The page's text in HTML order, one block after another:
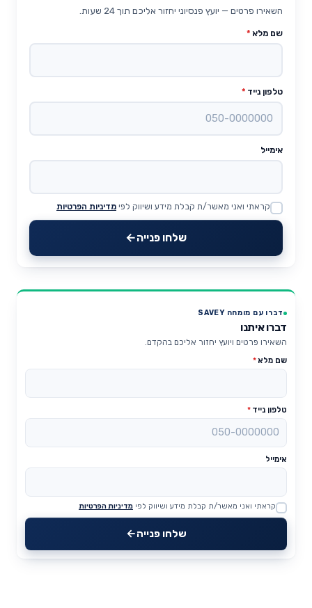
השאירו פרטים — יועץ פנסיוני יחזור אליכם תוך 24 שעות.
שם מלא *
טלפון נייד *
אימייל
Website
קראתי ואני מאשר/ת קבלת מידע ושיווק לפי מדיניות הפרטיות
שלחו פנייה
דברו עם מומחה SAVEY
דברו איתנו
השאירו פרטים ויועץ יחזור אליכם בהקדם.
שם מלא*
טלפון נייד *
אימייל
Website
קראתי ואני מאשר/ת קבלת מידע ושיווק לפי מדיניות הפרטיות
שלחו פנייה